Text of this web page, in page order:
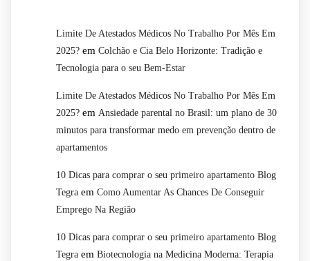
Limite De Atestados Médicos No Trabalho Por Mês Em
2025? em Colchão e Cia Belo Horizonte: Tradição e
Tecnologia para o seu Bem-Estar
Limite De Atestados Médicos No Trabalho Por Mês Em
2025? em Ansiedade parental no Brasil: um plano de 30
minutos para transformar medo em prevenção dentro de
apartamentos
10 Dicas para comprar o seu primeiro apartamento Blog
Tegra em Como Aumentar As Chances De Conseguir
Emprego Na Região
10 Dicas para comprar o seu primeiro apartamento Blog
Tegra em Biotecnologia na Medicina Moderna: Terapia